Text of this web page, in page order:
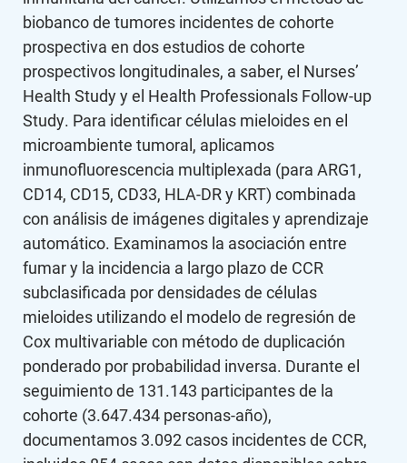
biobanco de tumores incidentes de cohorte
prospectiva en dos estudios de cohorte
prospectivos longitudinales, a saber, el Nurses’
Health Study y el Health Professionals Follow-up
Study. Para identificar células mieloides en el
microambiente tumoral, aplicamos
inmunofluorescencia multiplexada (para ARG1,
CD14, CD15, CD33, HLA-DR y KRT) combinada
con análisis de imágenes digitales y aprendizaje
automático. Examinamos la asociación entre
fumar y la incidencia a largo plazo de CCR
subclasificada por densidades de células
mieloides utilizando el modelo de regresión de
Cox multivariable con método de duplicación
ponderado por probabilidad inversa. Durante el
seguimiento de 131.143 participantes de la
cohorte (3.647.434 personas-año),
documentamos 3.092 casos incidentes de CCR,